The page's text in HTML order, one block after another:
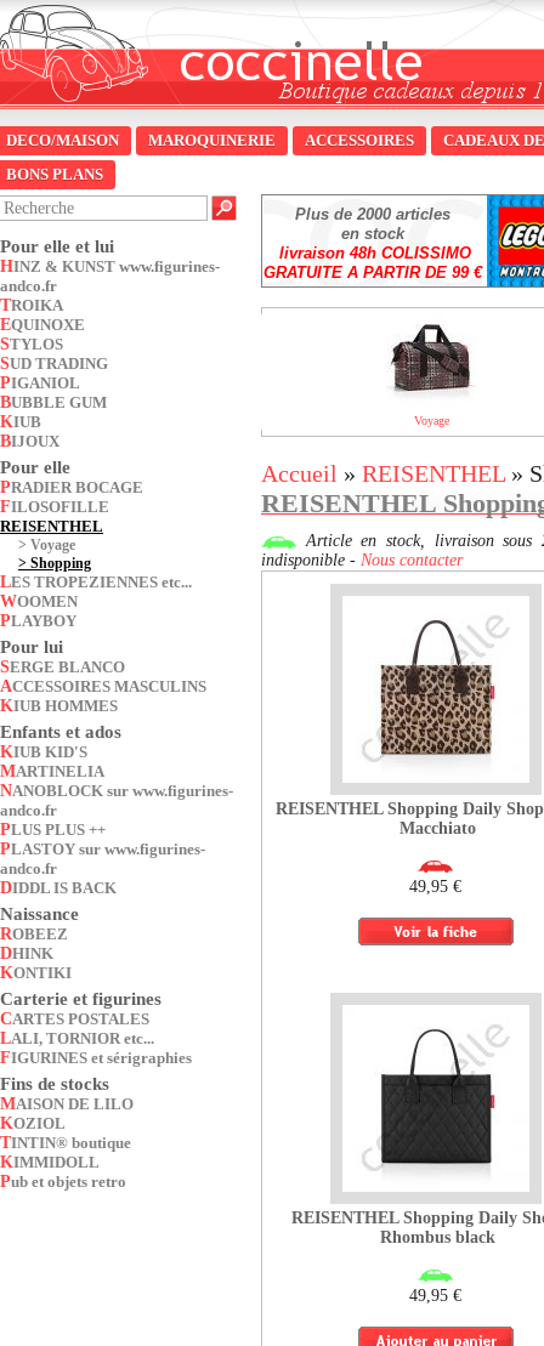
DECO/MAISON MAROQUINERIE ACCESSOIRES
CADEAUX
BONS PLANS
Pour elle et lui
HINZ & KUNST www.figurines-
andco.fr
TROIKA
EQUINOXE
STYLOS
SUD TRADING
PIGANIOL
BUBBLE GUM
KIUB
BIJOUX
Pour elle
PRADIER BOCAGE
FILOSOFILLE
REISENTHEL
Voyage
Shopping
LES TROPEZIENNES etc...
WOOMEN
PLAYBOY
Pour lui
SERGE BLANCO
ACCESSOIRES MASCULINS
KIUB HOMMES
Enfants et ados
KIUB KID'S
MARTINELIA
NANOBLOCK sur www.figurines-
andco.fr
PLUS PLUS ++
PLASTOY sur www.figurines-
andco.fr
DIDDL IS BACK
Naissance
ROBEEZ
DHINK
KONTIKI
Carterie et figurines
CARTES POSTALES
LALI, TORNIOR etc...
FIGURINES et sérigraphies
Fins de stocks
MAISON DE LILO
KOZIOL
TINTIN® boutique
KIMMIDOLL
Pub et objets retro
Plus de 2000 articles
en stock
livraison 48h COLISSIMO
GRATUITE A PARTIR DE 99 €
Voyage
Accueil » REISENTHEL »
REISENTHEL
Article en stock, livraison
indisponible - Nous contacter
REISENTHEL Shopping Daily
Macchiato
49,95 €
REISENTHEL Shopping Daily
Rhombus black
49,95 €